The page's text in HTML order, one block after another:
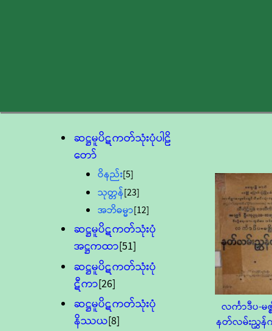
ဆဋ္ဌမူပိဋကတ်သုံးပုံပါဠိ
တော်
ဝိနည်း[5]
သုတ္တန်[23]
အဘိဓမ္မာ[12]
ဆဋ္ဌမူပိဋကတ်သုံးပုံ
အဋ္ဌကထာ[51]
ဆဋ္ဌမူပိဋကတ်သုံးပုံ
ဋီကာ[26]
ဆဋ္ဌမူပိဋကတ်သုံးပုံ
နိဿယ[8]
လင်္ကာဒီပ-မဇ္
နတ်လမ်းညွှန်က